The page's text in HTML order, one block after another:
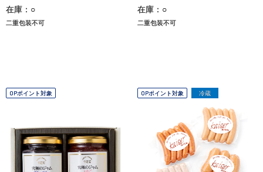
在庫：○
二重包装不可
在庫：○
二重包装不可
OPポイント対象 OPポイント対象 冷蔵